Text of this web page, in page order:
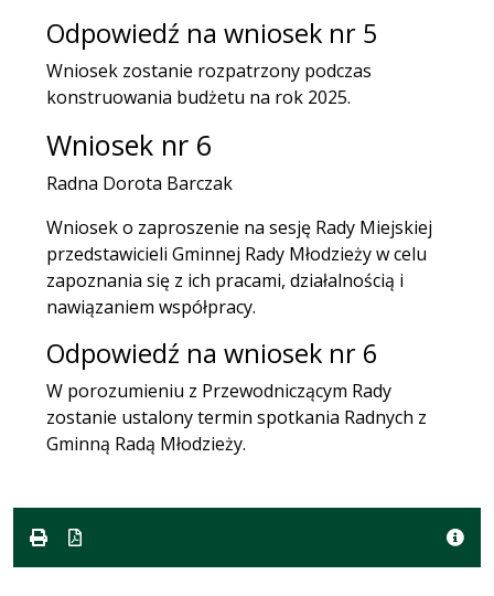
Odpowiedź na wniosek nr 5
Wniosek zostanie rozpatrzony podczas
konstruowania budżetu na rok 2025.
Wniosek nr 6
Radna Dorota Barczak
Wniosek o zaproszenie na sesję Rady Miejskiej
przedstawicieli Gminnej Rady Młodzieży w celu
zapoznania się z ich pracami, działalnością i
nawiązaniem współpracy.
Odpowiedź na wniosek nr 6
W porozumieniu z Przewodniczącym Rady
zostanie ustalony termin spotkania Radnych z
Gminną Radą Młodzieży.